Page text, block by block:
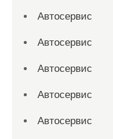
Автосервис
Автосервис
Автосервис
Автосервис
Автосервис